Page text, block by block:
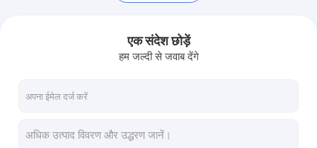
एल्यूमिना सिरेमिक इन्सुलेटर
एक संदेश छोड़ें
हम जल्दी से जवाब देंगे